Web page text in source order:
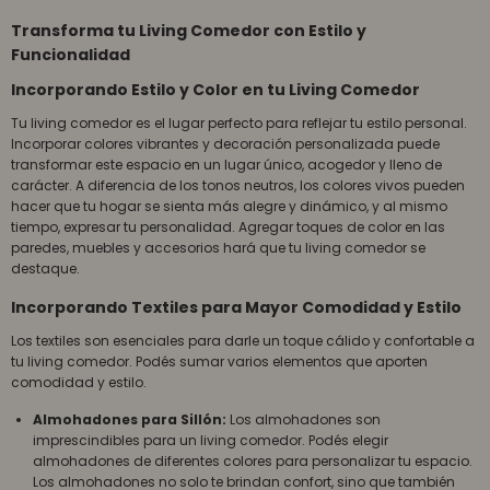
Transforma tu Living Comedor con Estilo y
Funcionalidad
Incorporando Estilo y Color en tu Living Comedor
Tu living comedor es el lugar perfecto para reflejar tu estilo personal.
Incorporar colores vibrantes y decoración personalizada puede
transformar este espacio en un lugar único, acogedor y lleno de
carácter. A diferencia de los tonos neutros, los colores vivos pueden
hacer que tu hogar se sienta más alegre y dinámico, y al mismo
tiempo, expresar tu personalidad. Agregar toques de color en las
paredes, muebles y accesorios hará que tu living comedor se
destaque.
Incorporando Textiles para Mayor Comodidad y Estilo
Los textiles son esenciales para darle un toque cálido y confortable a
tu living comedor. Podés sumar varios elementos que aporten
comodidad y estilo.
Almohadones para Sillón: Los almohadones son
imprescindibles para un living comedor. Podés elegir
almohadones de diferentes colores para personalizar tu espacio.
Los almohadones no solo te brindan confort, sino que también